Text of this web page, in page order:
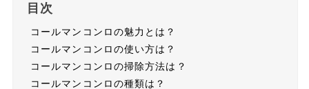
目次
コールマンコンロの魅力とは？
コールマンコンロの使い方は？
コールマンコンロの掃除方法は？
コールマンコンロの種類は？